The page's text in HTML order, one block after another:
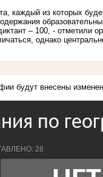
каждый из которых
– 100, - отметили
однако
будут внесены